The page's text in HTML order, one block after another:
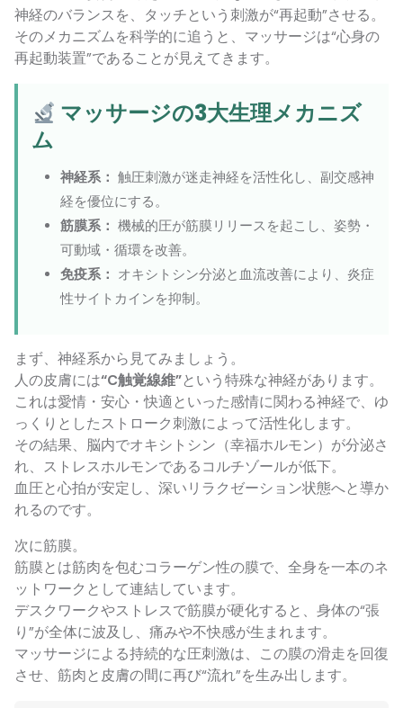
神経のバランスを、タッチという刺激が“再起動”させる。
そのメカニズムを科学的に追うと、マッサージは“心身の
再起動装置”であることが見えてきます。
マッサージの3大生理メカニズ
ム
神経系： 触圧刺激が迷走神経を活性化し、副交感神
経を優位にする。
筋膜系： 機械的圧が筋膜リリースを起こし、姿勢・
可動域・循環を改善。
免疫系： オキシトシン分泌と血流改善により、炎症
性サイトカインを抑制。
まず、神経系から見てみましょう。
人の皮膚には“C触覚線維”という特殊な神経があります。
これは愛情・安心・快適といった感情に関わる神経で、ゆ
っくりとしたストローク刺激によって活性化します。
その結果、脳内でオキシトシン（幸福ホルモン）が分泌さ
れ、ストレスホルモンであるコルチゾールが低下。
血圧と心拍が安定し、深いリラクゼーション状態へと導か
れるのです。
次に筋膜。
筋膜とは筋肉を包むコラーゲン性の膜で、全身を一本のネ
ットワークとして連結しています。
デスクワークやストレスで筋膜が硬化すると、身体の“張
り”が全体に波及し、痛みや不快感が生まれます。
マッサージによる持続的な圧刺激は、この膜の滑走を回復
させ、筋肉と皮膚の間に再び“流れ”を生み出します。